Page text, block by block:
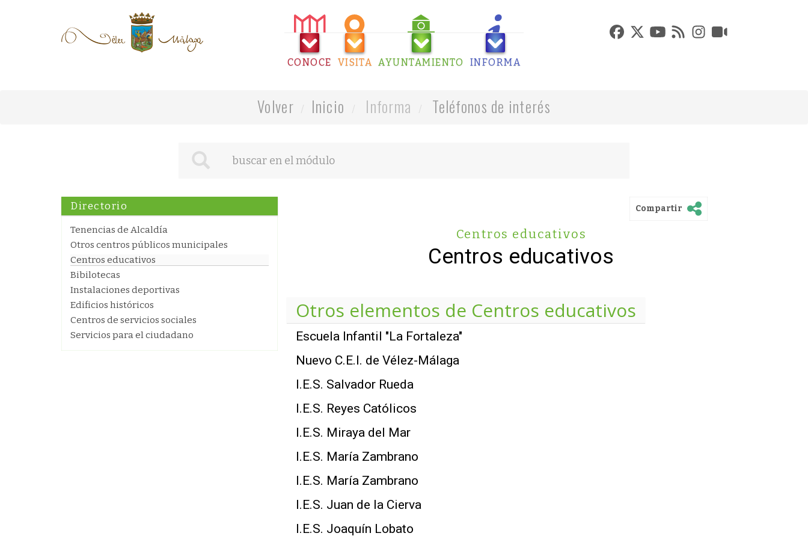
CONOCE VISITA AYUNTAMIENTO INFORMA
Volver Inicio Informa Teléfonos de interés
Directorio
Tenencias de Alcaldía
Otros centros públicos municipales
Centros educativos
Bibilotecas
Instalaciones deportivas
Edificios históricos
Centros de servicios sociales
Servicios para el ciudadano
Compartir
Centros educativos
Centros educativos
Otros elementos de Centros educativos
Escuela Infantil "La Fortaleza"
Nuevo C.E.I. de Vélez-Málaga
I.E.S. Salvador Rueda
I.E.S. Reyes Católicos
I.E.S. Miraya del Mar
I.E.S. María Zambrano
I.E.S. María Zambrano
I.E.S. Juan de la Cierva
I.E.S. Joaquín Lobato